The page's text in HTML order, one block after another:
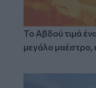
Το Αβδού τιμά
μεγάλο μαέστρο,